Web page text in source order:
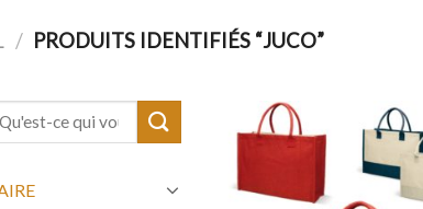
/ PRODUITS IDENTIFIÉS “JUCO”
: